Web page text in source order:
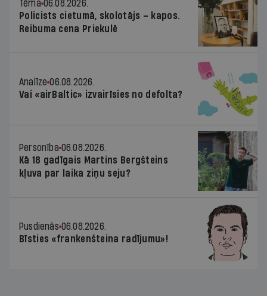
Tēma 06.08.2026.
Policists cietumā, skolotājs – kapos.
Reibuma cena Priekulē
Analīze 06.08.2026.
Vai «airBaltic» izvairīsies no defolta?
Personība 06.08.2026.
Kā 18 gadīgais Martins Bergšteins
kļuva par laika ziņu seju?
Pusdienās 06.08.2026.
Bīsties «frankenšteina radījumu»!